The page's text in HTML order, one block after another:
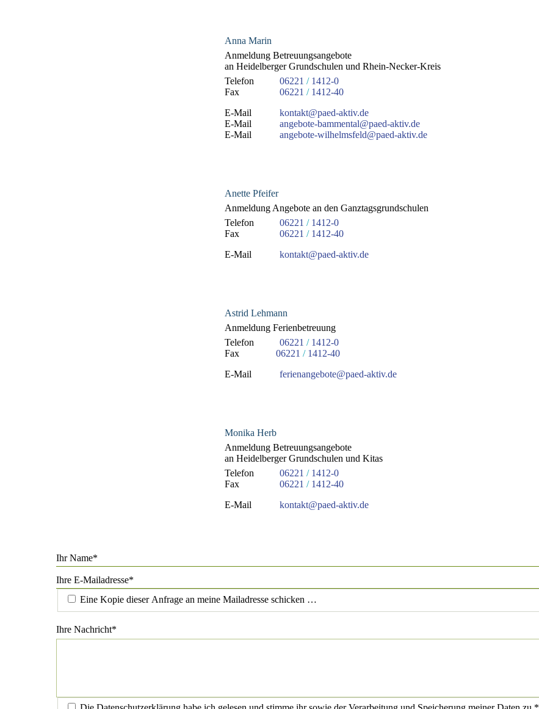
Anna Marin
Anmeldung Betreuungsangebote
an Heidelberger Grundschulen und Rhein-Necker-Kreis
Telefon
06221 /1412-0
Fax
06221 /1412-40
E-Mail
kontakt@paed-aktiv.de
E-Mail
angebote-bammental@paed-aktiv.de
E-Mail
angebote-wilhelmsfeld@paed-aktiv.de
Anette Pfeifer
Anmeldung Angebote an den Ganztagsgrundschulen
Telefon
06221 /1412-0
Fax
06221 /1412-40
E-Mail
kontakt@paed-aktiv.de
Astrid Lehmann
Anmeldung Ferienbetreuung
Telefon
06221 /1412-0
Fax
06221 /1412-40
E-Mail
ferienangebote@paed-aktiv.de
Monika Herb
Anmeldung Betreuungsangebote
an Heidelberger Grundschulen und Kitas
Telefon
06221 /1412-0
Fax
06221 /1412-40
E-Mail
kontakt@paed-aktiv.de
Pflichtfeld
Ihr Name*
Pflichtfeld
Ihre E-Mailadresse*
Eine Kopie dieser Anfrage an meine Mailadresse schicken …
Pflichtfeld
Ihre Nachricht*